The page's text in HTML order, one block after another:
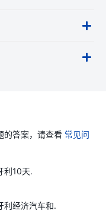
的答案，请查看 常见问
利10天.
利经济汽车和.